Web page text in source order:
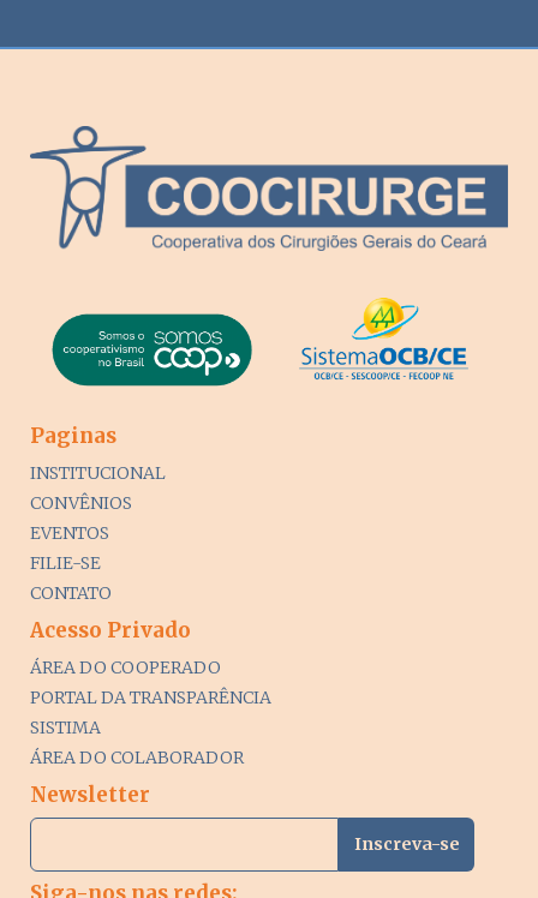
Paginas
INSTITUCIONAL
CONVÊNIOS
EVENTOS
FILIE-SE
CONTATO
Acesso Privado
ÁREA DO COOPERADO
PORTAL DA TRANSPARÊNCIA
SISTIMA
ÁREA DO COLABORADOR
Newsletter